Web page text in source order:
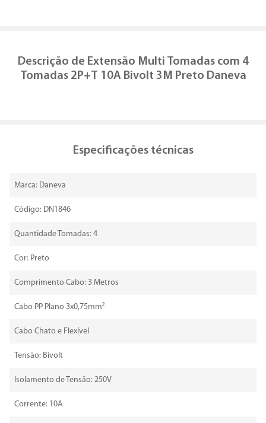
Descrição de Extensão Multi Tomadas com 4
Tomadas 2P+T 10A Bivolt 3M Preto Daneva
Especificações técnicas
Marca: Daneva
Código: DN1846
Quantidade Tomadas: 4
Cor: Preto
Comprimento Cabo: 3 Metros
Cabo PP Plano 3x0,75mm²
Cabo Chato e Flexível
Tensão: Bivolt
Isolamento de Tensão: 250V
Corrente: 10A